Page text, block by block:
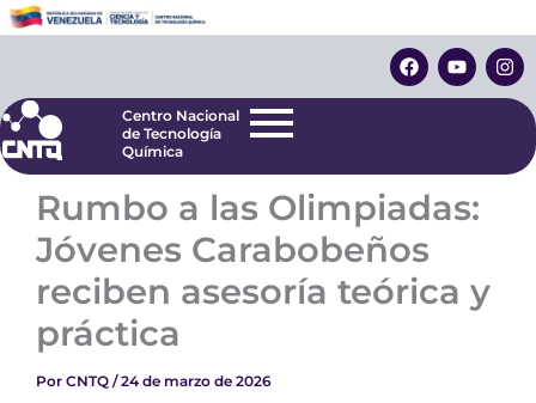
al
F
a
c
o
Y
o
u
e
I
n
s
r
Centro Nacional
de Tecnología
Centro Nacional
de Tecnología
Química
Rumbo a las Olimpiadas:
Jóvenes Carabobeños
reciben asesoría teórica y
práctica
Por CNTQ /24 de marzo de 2026